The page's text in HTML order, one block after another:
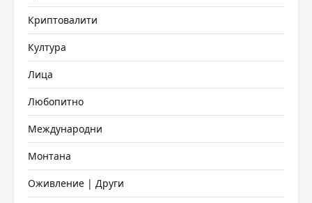
Криптовалити
Култура
Лица
Любопитно
Международни
Монтана
Оживление | Други